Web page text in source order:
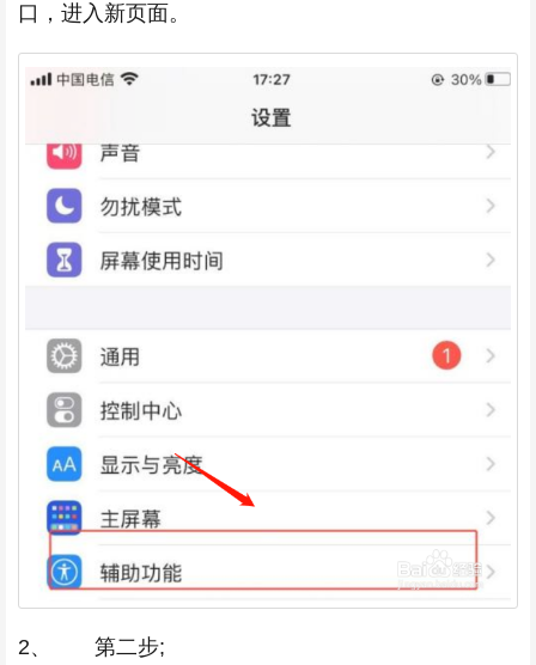
口，进入新页面。
2、 第二步;